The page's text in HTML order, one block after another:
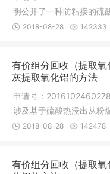
明公开了一种防粘接的硫
统包括进料
2018-08-28 142333
有价组分回收（提取
灰提取氧化铝的方法
申请号：
涉及基于硫酸热浸出从粉
入硫酸，
2018-08-28 142478
有价组分回收（提取